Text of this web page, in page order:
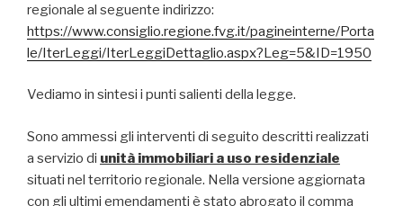
regionale al seguente indirizzo:
https://www.consiglio.regione.fvg.it/pagineinterne/Porta
le/IterLeggi/IterLeggiDettaglio.aspx?Leg=5&ID=1950
Vediamo in sintesi i punti salienti della legge.
Sono ammessi gli interventi di seguito descritti realizzati
a servizio di unità immobiliari a uso residenziale
situati nel territorio regionale. Nella versione aggiornata
con gli ultimi emendamenti è stato abrogato il comma